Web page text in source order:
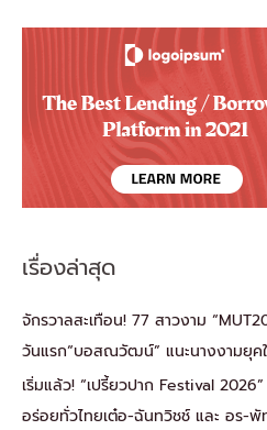
เรื่องล่าสุด
จักรวาลสะเทือน! 77 สาวงาม
วันแรก“บอสณวัฒน์” แนะนางงามยุค
เริ่มแล้ว! “เปรี้ยวปาก Festival
อร่อยทั่วไทยเต๋อ-ฉันทวิชช์ และ อร-